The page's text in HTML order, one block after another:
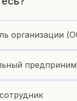
организации